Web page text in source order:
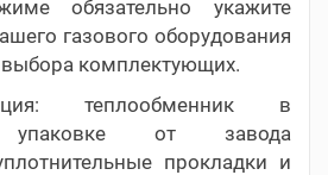
обязательно укажите
газового оборудования
комплектующих.
теплообменник в
упаковке от завода
прокладки и